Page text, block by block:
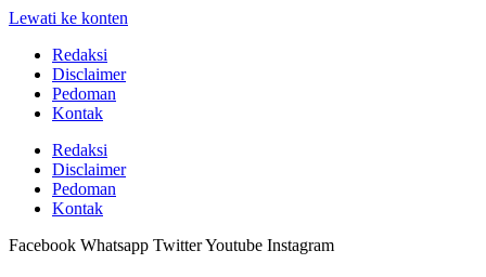
Lewati ke konten
Redaksi
Disclaimer
Pedoman
Kontak
Redaksi
Disclaimer
Pedoman
Kontak
Facebook Whatsapp TwitterYoutube Instagram